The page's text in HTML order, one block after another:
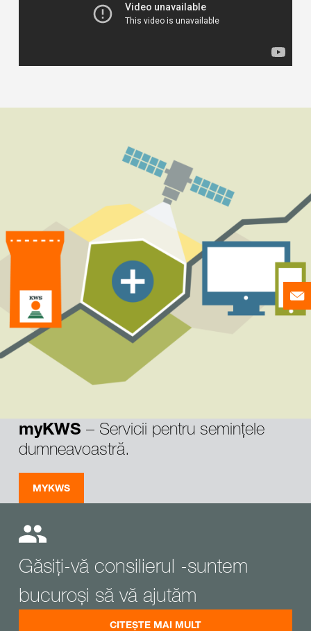
myKWS – Servicii pentru semințele
dumneavoastră.
MYKWS
Găsiți-vă consilierul -suntem
bucuroși să vă ajutăm
CITEȘTE MAI MULT